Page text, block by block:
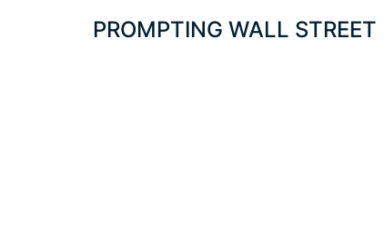
PROMPTING WALL STREET